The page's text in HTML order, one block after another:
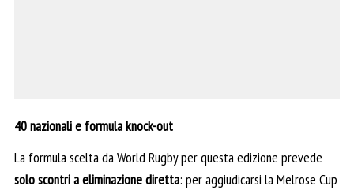
40 nazionali e formula knock-out
La formula scelta da World Rugby per questa edizione prevede
solo scontri a eliminazione diretta: per aggiudicarsi la Melrose Cup